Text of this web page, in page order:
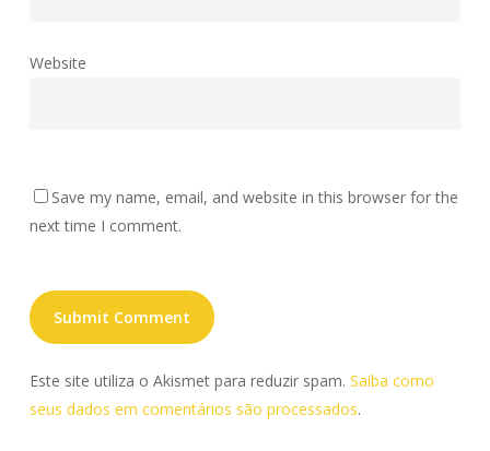
Website
Save my name, email, and website in this browser for the
next time I comment.
Este site utiliza o Akismet para reduzir spam. Saiba como
seus dados em comentários são processados.